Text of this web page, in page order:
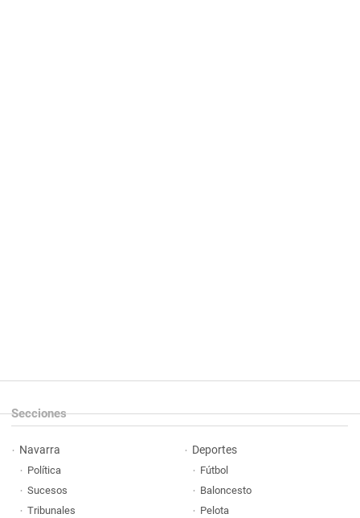
Secciones
Navarra
Política
Sucesos
Tribunales
Deportes
Fútbol
Baloncesto
Pelota